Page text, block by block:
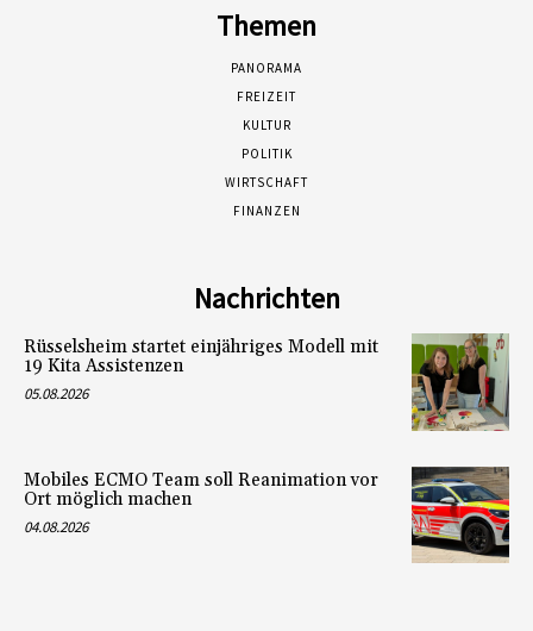
Themen
PANORAMA
FREIZEIT
KULTUR
POLITIK
WIRTSCHAFT
FINANZEN
Nachrichten
Rüsselsheim startet einjähriges Modell mit
19 Kita Assistenzen
05.08.2026
Mobiles ECMO Team soll Reanimation vor
Ort möglich machen
04.08.2026